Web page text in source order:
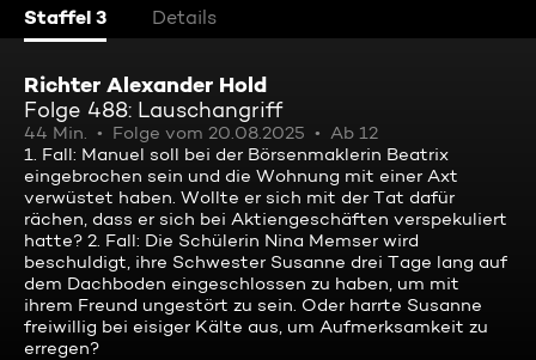
Staffel 3 Details
Richter Alexander Hold
Folge 488: Lauschangriff
44 Min. Folge vom 20.08.2025
Ab 12
1. Fall: Manuel soll bei der Börsenmaklerin Beatrix
eingebrochen sein und die Wohnung mit einer Axt
verwüstet haben. Wollte er sich mit der Tat dafür
rächen, dass er sich bei Aktiengeschäften verspekuliert
hatte? 2. Fall: Die Schülerin Nina Memser wird
beschuldigt, ihre Schwester Susanne drei Tage lang auf
dem Dachboden eingeschlossen zu haben, um mit
ihrem Freund ungestört zu sein. Oder harrte Susanne
freiwillig bei eisiger Kälte aus, um Aufmerksamkeit zu
erregen?